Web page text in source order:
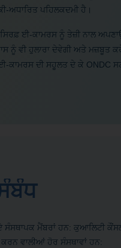
ਅਧਾਰਿਤ ਪਹਿਲਕਦਮੀ ਹੈ।
ਈ-ਕਾਮਰਸ ਨੂੰ ਤੇਜ਼ੀ ਨਾਲ
ਨੂੰ ਵੀ ਹੁਲਾਰਾ ਦੇਵੇਗੀ ਅਤੇ ਮਜ਼ਬੂਤ
ਈ-ਕਾਮਰਸ ਦੀ ਸਹੂਲਤ ਦੇ ਕੇ
ਦੇ ਸੰਸਥਾਪਕ ਮੈਂਬਰਾਂ ਹਨ:
ਵਾਲੀਆਂ ਹੋਰ ਸੰਸਥਾਵਾਂ ਹਨ: